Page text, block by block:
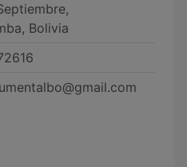
Bolivia